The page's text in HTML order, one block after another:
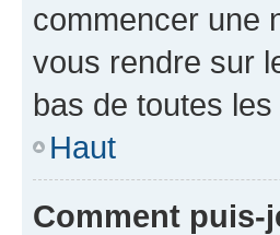
commencer une
vous rendre sur
bas de toutes
Haut
Comment puis-